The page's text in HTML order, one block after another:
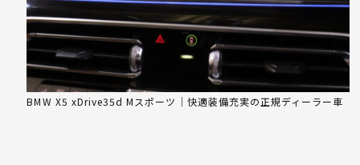
BMW X5 xDrive35d Mスポーツ｜快適装備充実の正規ディーラー車